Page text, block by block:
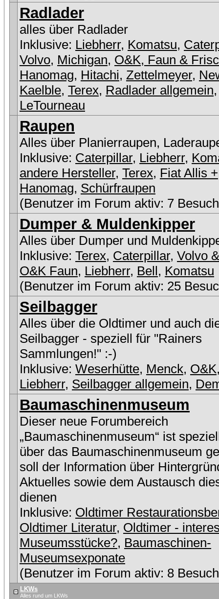
Radlader
alles über Radlader
Inklusive: Liebherr, Komatsu,
Volvo, Michigan, O&K, Faun &
Hanomag, Hitachi, Zettelmeyer,
Kaelble, Terex, Radlader allgemein,
LeTourneau
Raupen
Alles über Planierraupen,
Inklusive: Caterpillar, Liebherr,
andere Hersteller, Terex, Fiat Allis +
Hanomag, Schürfraupen
(Benutzer im Forum aktiv: 7
Dumper & Muldenkipper
Alles über Dumper und
Inklusive: Terex, Caterpillar, Volvo
O&K Faun, Liebherr, Bell, Komatsu
(Benutzer im Forum aktiv: 25
Seilbagger
Alles über die Oldtimer und auch
Seilbagger - speziell für "Rainers
Sammlungen!" :-)
Inklusive: Weserhütte, Menck, O&K
Liebherr, Seilbagger allgemein,
Baumaschinenmuseum
Dieser neue Forumbereich
„Baumaschinenmuseum“ ist
über das Baumaschinenmuseum
soll der Information über
Aktuelles sowie dem Austausch
dienen
Inklusive: Oldtimer
Oldtimer Literatur, Oldtimer -
Museumsstücke?, Baumaschinen-
Museumsexponate
(Benutzer im Forum aktiv: 8
LKWs
Alles rund um LKWs